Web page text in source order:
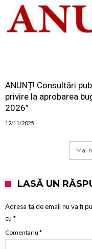
ANUNȚ! Consultări
privire la aprobarea
2026”
12/11/2025
Mai
LASĂ UN
Adresa ta de email nu va fi
cu *
Comentariu *